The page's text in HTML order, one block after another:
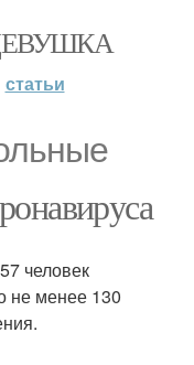
статьи
человек
не менее 130